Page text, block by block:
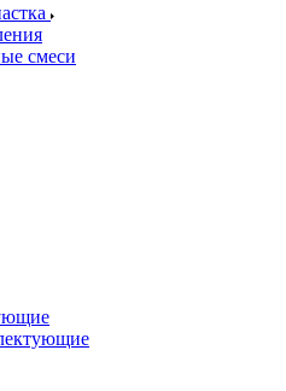
смеси